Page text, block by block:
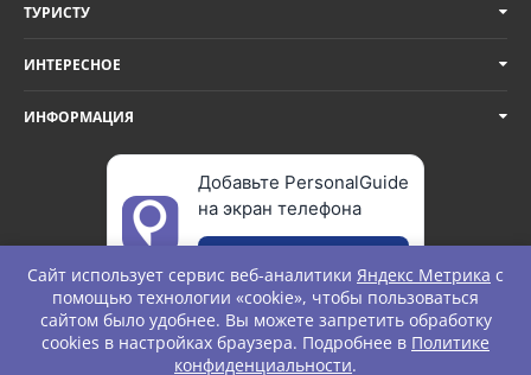
ТУРИСТУ
ИНТЕРЕСНОЕ
ИНФОРМАЦИЯ
Добавьте PersonalGuide
на экран телефона
© Personal Guide. All rights Reserved.
Сайт использует сервис веб-аналитики Яндекс Метрика с
помощью технологии «cookie», чтобы пользоваться
сайтом было удобнее. Вы можете запретить обработку
cookies в настройках браузера. Подробнее в Политике
конфиденциальности.